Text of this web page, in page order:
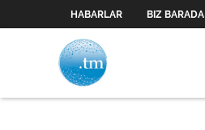
HABARLAR BIZ BARADA